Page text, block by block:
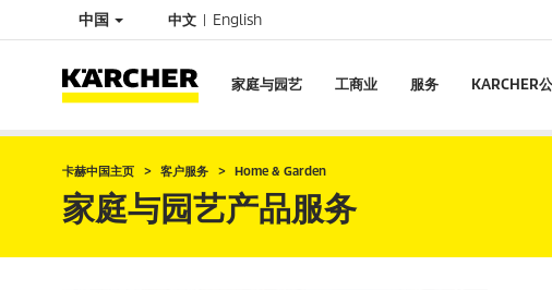
中国 中文 English
家庭与园艺 工商业 服务 KARCHER
卡赫中国主页 客户服务 Home & Garden
家庭与园艺产品服务